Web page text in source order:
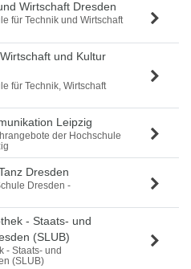
Wirtschaft Dresden
für Technik und Wirtschaft
und Kultur
für Technik, Wirtschaft
Leipzig
der Hochschule
Dresden
Dresden -
- Staats- und
(SLUB)
- Staats- und
(SLUB)